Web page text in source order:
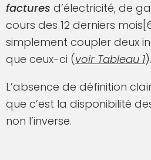
factures d’électricité, de
cours des 12 derniers
simplement coupler deux
que ceux-ci (voir Tableau 1).
L’absence de définition
que c’est la disponibilité
non l’inverse.